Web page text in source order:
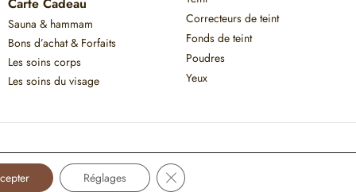
Sauna & hammam
Bons d’achat & Forfaits
Les soins corps
Les soins du visage
Correcteurs de teint
Fonds de teint
Poudres
Yeux
Paiement 100% sécurisé
Réglages Fermer la bannière des cookies GDPR